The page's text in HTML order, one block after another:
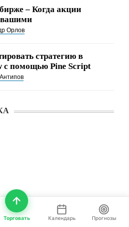
– Когда акции
вашими
Орлов
стратегию в
с помощью Pine Script
Торговать Календарь Прогнозы